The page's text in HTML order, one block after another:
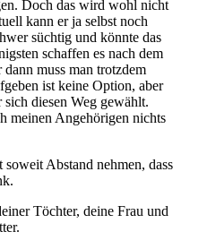
Doch das wird wohl nicht
kann er ja selbst noch
süchtig und könnte das
schaffen es nach dem
dann muss man trotzdem
ist keine Option, aber
sich diesen Weg gewählt.
meinen Angehörigen nichts
Abstand nehmen, dass
Töchter, deine Frau und